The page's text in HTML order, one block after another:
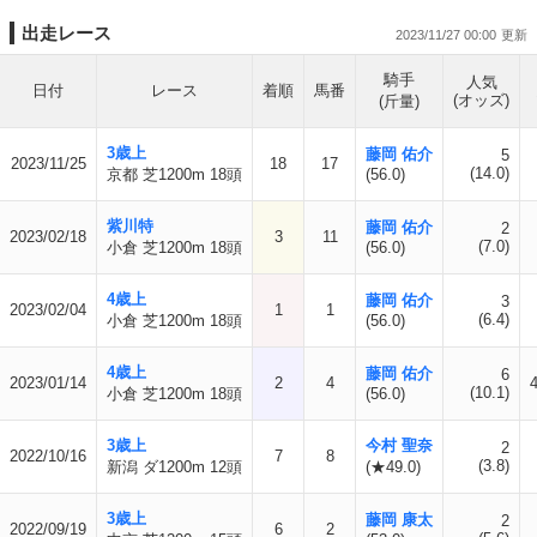
出走レース 2023/11/27 00:00
日付 レース 着順 馬番
騎手
(斤量)
人気
(オッズ)
2023/11/25
3歳上
京都 芝1200m 18頭
18 17
藤岡 佑介
(56.0)
5
(14.0)
2023/02/18
紫川特
小倉 芝1200m 18頭
3 11
藤岡 佑介
(56.0)
2
(7.0)
2023/02/04
4歳上
小倉 芝1200m 18頭
1 1
藤岡 佑介
(56.0)
3
(6.4)
2023/01/14
4歳上
小倉 芝1200m 18頭
2 4
藤岡 佑介
(56.0)
6
(10.1)
2022/10/16
3歳上
新潟 ダ1200m 12頭
7 8
今村 聖奈
(★49.0)
2
(3.8)
2022/09/19
3歳上
6 2
藤岡 康太
2